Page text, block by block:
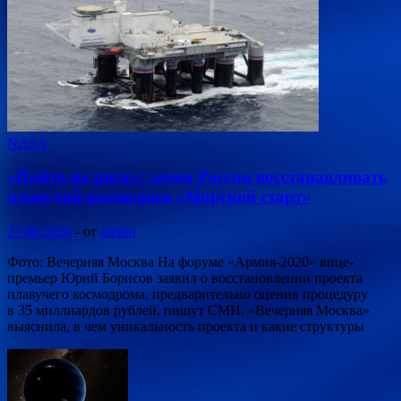
NASA
«Пойти на риск»: зачем России восстанавливать
плавучий космодром «Морской старт»
27.08.2020 - от admin
Фото: Вечерняя Москва На форуме «Армия-2020» вице-
премьер Юрий Борисов заявил о восстановлении проекта
плавучего космодрома, предварительно оценив процедуру
в 35 миллиардов рублей, пишут СМИ. «Вечерняя Москва»
выяснила, в чем уникальность проекта и какие структуры